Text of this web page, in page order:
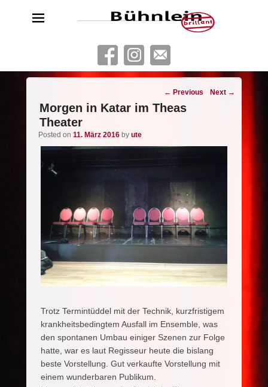
Bühnlein brillant
Freies Schauspielensemble aus Köln
Post
navigation
← Previous Next →
Morgen in Katar im Theas
Theater
Posted on 11. März 2016 by ute
Trotz Termintüddel mit der Technik, kurzfristigem
krankheitsbedingtem Ausfall im Ensemble, was
den spontanen Umbau einiger Szenen zur Folge
hatte, war es laut Regisseur heute die bislang
beste Vorstellung. Gut verkaufte Vorstellung mit
einem wunderbaren Publikum.